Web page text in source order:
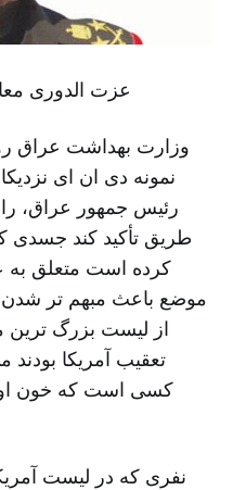
عزت الدوری
وزارت بهداشت عراق
نمونه دی ان ای
رئیس جمهور عراق، را
طریق تأکید کند جسدی
کرده است متعلق به
از لیست بزرگ ترین
تعقیب آمریکا
کسی است که خون او